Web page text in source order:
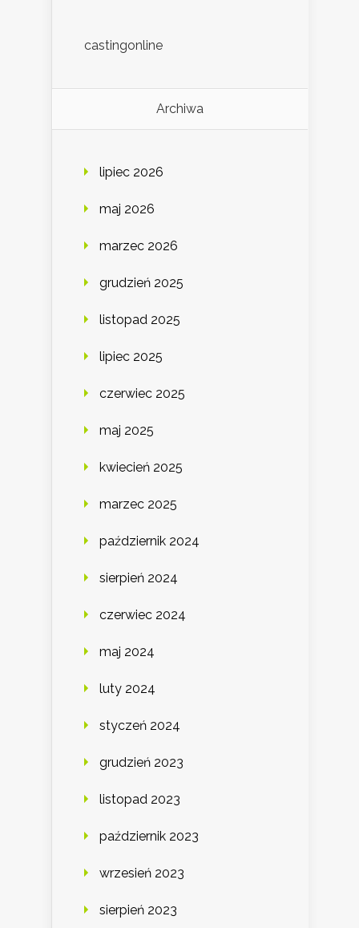
castingonline
Archiwa
lipiec 2026
maj 2026
marzec 2026
grudzień 2025
listopad 2025
lipiec 2025
czerwiec 2025
maj 2025
kwiecień 2025
marzec 2025
październik 2024
sierpień 2024
czerwiec 2024
maj 2024
luty 2024
styczeń 2024
grudzień 2023
listopad 2023
październik 2023
wrzesień 2023
sierpień 2023